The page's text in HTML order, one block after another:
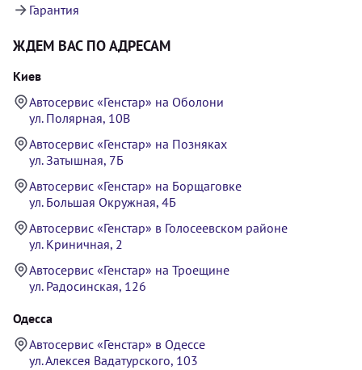
Гарантия
ЖДЕМ ВАС ПО АДРЕСАМ
Киев
Автосервис «Генстар» на Оболони
ул. Полярная, 10В
Автосервис «Генстар» на Позняках
ул. Затышная, 7Б
Автосервис «Генстар» на Борщаговке
ул. Большая Окружная, 4Б
Автосервис «Генстар» в Голосеевском районе
ул. Криничная, 2
Автосервис «Генстар» на Троещине
ул. Радосинская, 126
Одесса
Автосервис «Генстар» в Одессе
ул. Алексея Вадатурского, 103